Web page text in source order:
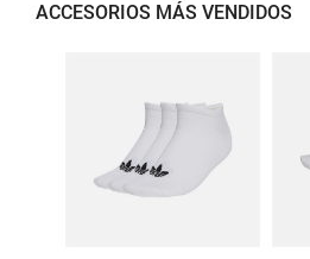
ACCESORIOS MÁS VENDIDOS